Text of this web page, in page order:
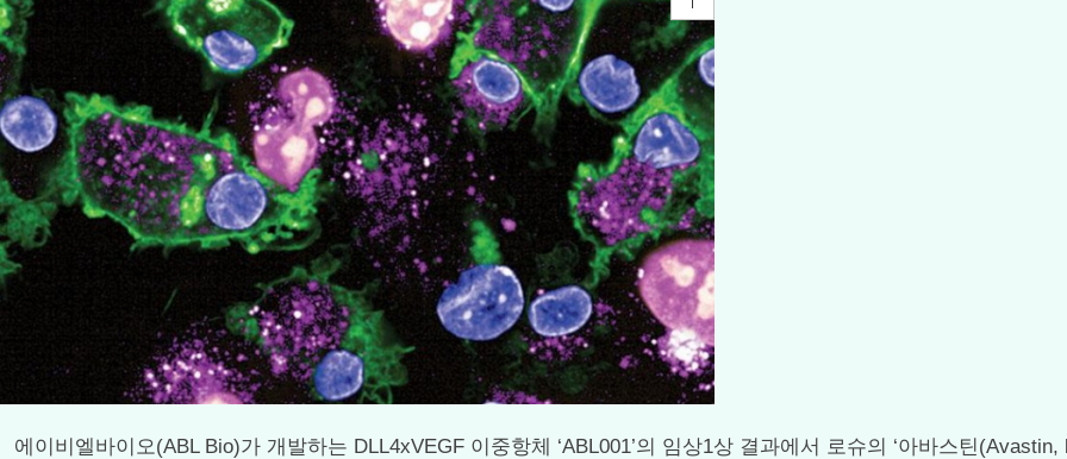
에이비엘바이오(ABL Bio)가 개발하는 DLL4xVEGF 이중항체 ‘ABL001’의 임상1상 결과에서 로슈의 ‘아바스틴